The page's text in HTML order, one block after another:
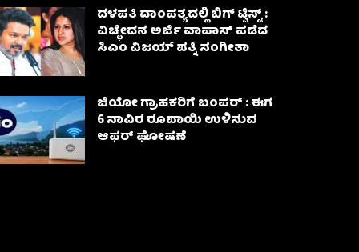
ದಳಪತಿ ದಾಂಪತ್ಯದಲ್ಲಿ ಬಿಗ್ ಟ್ವಿಸ್ಟ್ :
ವಿಚ್ಛೇದನ ಅರ್ಜಿ ವಾಪಾಸ್‌ ಪಡೆದ
ಸಿಎಂ ವಿಜಯ್ ಪತ್ನಿ ಸಂಗೀತಾ‌
ಜಿಯೋ ಗ್ರಾಹಕರಿಗೆ ಬಂಪರ್ : ಈಗ
6 ಸಾವಿರ ರೂಪಾಯಿ ಉಳಿಸುವ
ಆಫರ್ ಘೋಷಣೆ